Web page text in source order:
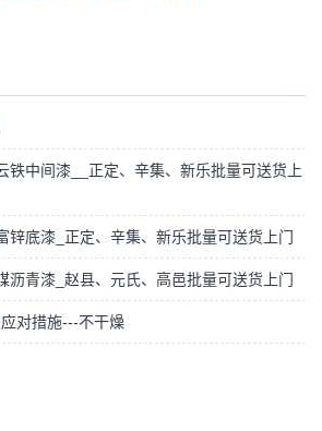
铁中间漆__正定、辛集、新乐批量可送货上
锌底漆_正定、辛集、新乐批量可送货上门
沥青漆_赵县、元氏、高邑批量可送货上门
对措施---不干燥